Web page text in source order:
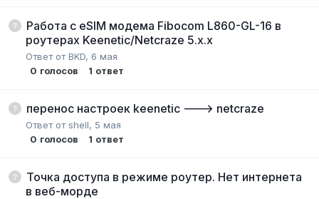
Работа с eSIM модема Fibocom L860-GL-16 в
роутерах Keenetic/Netcraze 5.x.x
Ответ отBKD, 6 мая
0 голосов 1 ответ
перенос настроек keenetic ---> netcraze
Ответ отshell, 5 мая
0 голосов 1 ответ
Точка доступа в режиме роутер. Нет интернета
в веб-морде